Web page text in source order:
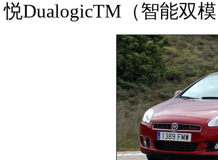
悦DualogicTM（智能双